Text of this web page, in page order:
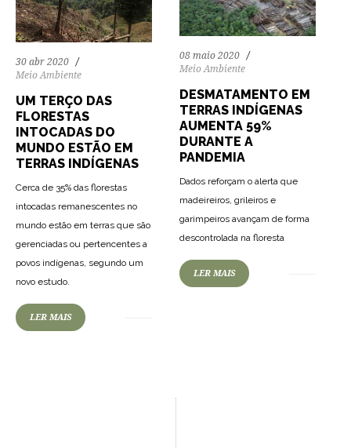
08 maio 2020
Meio Ambiente
DESMATAMENTO EM
TERRAS INDÍGENAS
AUMENTA 59%
DURANTE A
PANDEMIA
Dados reforçam o alerta que
madeireiros, grileiros e
garimpeiros avançam de forma
descontrolada na floresta
LER MAIS
30 abr 2020
Meio Ambiente
UM TERÇO DAS
FLORESTAS
INTOCADAS DO
MUNDO ESTÃO EM
TERRAS INDÍGENAS
Cerca de 35% das florestas
intocadas remanescentes no
mundo estão em terras que são
gerenciadas ou pertencentes a
povos indígenas, segundo um
novo estudo.
LER MAIS